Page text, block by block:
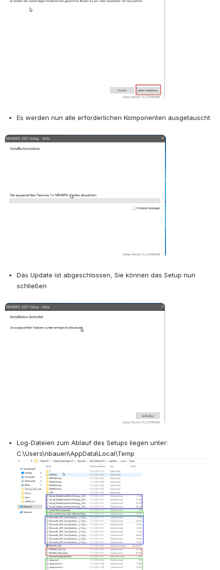
Es werden nun alle erforderlichen Komponenten ausgetauscht
Open
Das Update ist abgeschlossen, Sie können das Setup nun
schließen
Open
Log-Dateien zum Ablauf des Setups liegen unter:
C:\Users\nbauen\AppData\Local\Temp